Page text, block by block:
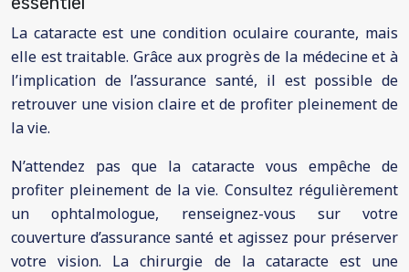
La cataracte est une condition oculaire courante, mais
elle est traitable. Grâce aux progrès de la médecine et à
l’implication de l’assurance santé, il est possible de
retrouver une vision claire et de profiter pleinement de
la vie.
N’attendez pas que la cataracte vous empêche de
profiter pleinement de la vie. Consultez régulièrement
un ophtalmologue, renseignez-vous sur votre
couverture d’assurance santé et agissez pour préserver
votre vision. La chirurgie de la cataracte est une